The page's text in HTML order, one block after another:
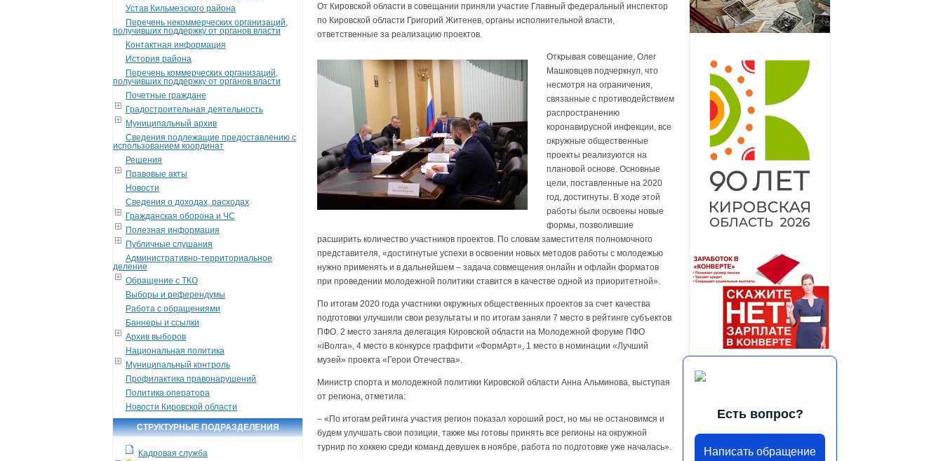
Устав Кильмезского района
Перечень некоммерческих организаций,
получивших поддержку от органов власти
Контактная информация
История района
Перечень коммерческих организаций,
получивших поддержку от органов власти
Почетные граждане
Градостроительная деятельность
Муниципальный архив
Сведения подлежащие предоставлению с
использованием координат
Решения
Правовые акты
Новости
Сведения о доходах, расходах
Гражданская оборона и ЧС
Полезная информация
Публичные слушания
Административно-территориальное
деление
Обращение с ТКО
Выборы и референдумы
Работа с обращениями
Баннеры и ссылки
Архив выборов
Национальная политика
Муниципальный контроль
Профилактика правонарушений
Политика оператора
Новости Кировской области
СТРУКТУРНЫЕ ПОДРАЗДЕЛЕНИЯ
Кадровая служба
От Кировской области в совещании приняли участие Главный федеральный инспектор
по Кировской области Григорий Житенев, органы исполнительной власти,
ответственные за реализацию проектов.
Открывая совещание, Олег
Машковцев подчеркнул, что
несмотря на ограничения,
связанные с противодействием
распространению
коронавирусной инфекции, все
окружные общественные
проекты реализуются на
плановой основе. Основные
цели, поставленные на 2020
год, достигнуты. В ходе этой
работы были освоены новые
формы, позволившие
расширить количество участников проектов. По словам заместителя полномочного
представителя, «достигнутые успехи в освоении новых методов работы с молодежью
нужно применять и в дальнейшем – задача совмещения онлайн и офлайн форматов
при проведении молодежной политики ставится в качестве одной из приоритетной».
По итогам 2020 года участники окружных общественных проектов за счет качества
подготовки улучшили свои результаты и по итогам заняли 7 место в рейтинге субъектов
ПФО. 2 место заняла делегация Кировской области на Молодежной форуме ПФО
«iВолга», 4 место в конкурсе граффити «ФормАрт», 1 место в номинации «Лучший
музей» проекта «Герои Отечества».
Министр спорта и молодежной политики Кировской области Анна Альминова, выступая
от региона, отметила:
– «По итогам рейтинга участия регион показал хороший рост, но мы не остановимся и
будем улучшать свои позиции, также мы готовы принять все регионы на окружной
турнир по хоккею среди команд девушек в ноябре, работа по подготовке уже началась».
Есть вопрос?
Написать обращение